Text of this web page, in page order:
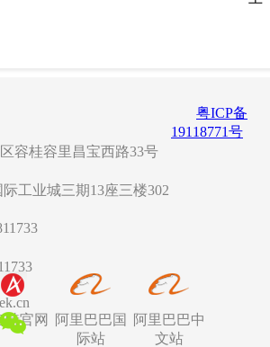
容桂容里昌宝西路33号
工业城三期13座三楼302
特官网
阿里巴巴国
际站
阿里巴巴中
文站
粤ICP备
19118771号